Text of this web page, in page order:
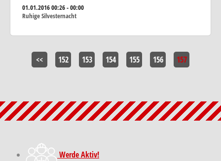
01.01.201600:26 - 00:00
Ruhige Silvesternacht
<< 152 153 154 155 156 157
Werde Aktiv!